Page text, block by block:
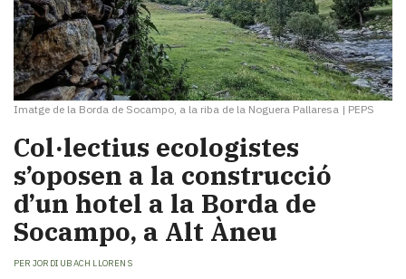
Imatge de la Borda de Socampo, a la riba de la Noguera Pallaresa | PEPS
Col·lectius ecologistes
s’oposen a la construcció
d’un hotel a la Borda de
Socampo, a Alt Àneu
PER JORDI UBACH LLORENS